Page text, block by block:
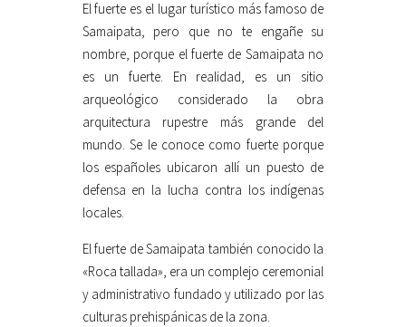
El fuerte es el lugar turístico más famoso de
Samaipata, pero que no te engañe su
nombre, porque el fuerte de Samaipata no
es un fuerte. En realidad, es un sitio
arqueológico considerado la obra
arquitectura rupestre más grande del
mundo. Se le conoce como fuerte porque
los españoles ubicaron allí un puesto de
defensa en la lucha contra los indígenas
locales.
El fuerte de Samaipata también conocido la
«Roca tallada», era un complejo ceremonial
y administrativo fundado y utilizado por las
culturas prehispánicas de la zona.